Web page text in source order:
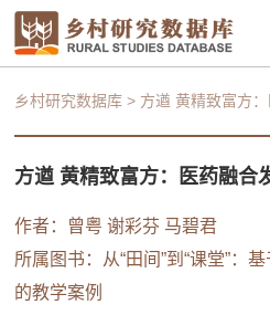
乡村研究数据库 > 方遒 黄精致富方
方遒 黄精致富方：医药融合
作者：曾粤 谢彩芬 马碧君
所属图书： 从“田间”到“课堂”：
的教学案例